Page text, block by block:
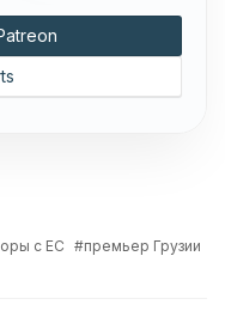
с ЕС
премьер Грузии